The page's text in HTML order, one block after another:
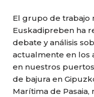
El grupo de
Euskadipreben ha
debate y análisis
actualmente en los
en nuestros
de bajura en
Marítima de